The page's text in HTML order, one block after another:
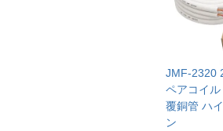
JMF-2320
ペアコイ
覆銅管 ハ
ン